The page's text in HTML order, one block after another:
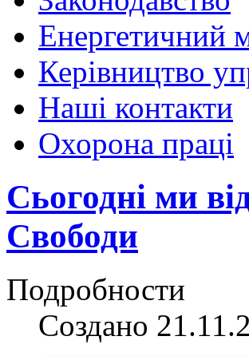
Енергетичний
Керівництво
Наші контакти
Охорона праці
Сьогодні ми
Свободи
Подробности
Создано